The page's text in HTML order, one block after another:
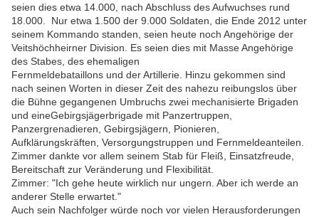
seien dies etwa 14.000, nach Abschluss des Aufwuchses rund
18.000. Nur etwa 1.500 der 9.000 Soldaten, die Ende 2012 unter
seinem Kommando standen, seien heute noch Angehörige der
Veitshöchheirner Division. Es seien dies mit Masse Angehörige
des Stabes, des ehemaligen
Fernmeldebataillons und der Artillerie. Hinzu gekommen sind
nach seinen Worten in dieser Zeit des nahezu reibungslos über
die Bühne gegangenen Umbruchs zwei mechanisierte Brigaden
und eineGebirgsjägerbrigade mit Panzertruppen,
Panzergrenadieren, Gebirgsjägern, Pionieren,
Aufklärungskräften, Versorgungstruppen und Fernmeldeanteilen.
Zimmer dankte vor allem seinem Stab für Fleiß, Einsatzfreude,
Bereitschaft zur Veränderung und Flexibilität.
Zimmer: "Ich gehe heute wirklich nur ungern. Aber ich werde an
anderer Stelle erwartet."
Auch sein Nachfolger würde noch vor vielen Herausforderungen